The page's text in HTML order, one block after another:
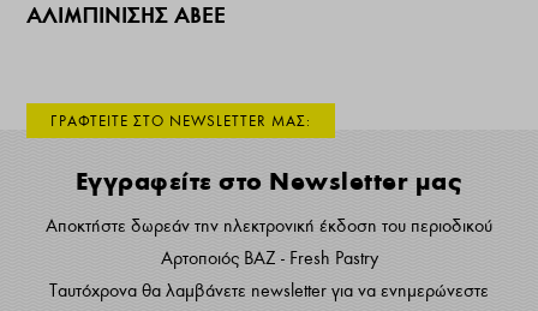
ΑΛΙΜΠΙΝΙΣΗΣ ΑΒΕΕ
ΓΡΑΦΤΕΙΤΕ ΣΤΟ NEWSLETTER ΜΑΣ:
Εγγραφείτε στο Newsletter μας
Αποκτήστε δωρεάν την ηλεκτρονική έκδοση του περιοδικού
Αρτοποιός ΒΑΖ - Fresh Pastry
Ταυτόχρονα θα λαμβάνετε newsletter για να ενημερώνεστε